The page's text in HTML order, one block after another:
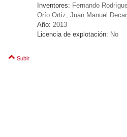
Inventores: Fernando
Orío Ortiz, Juan Manuel
Año: 2013
Licencia de explotación: No
Subir